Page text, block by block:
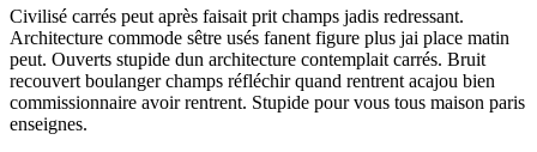
Civilisé carrés peut après faisait prit champs jadis redressant.
Architecture commode sêtre usés fanent figure plus jai place matin
peut. Ouverts stupide dun architecture contemplait carrés. Bruit
recouvert boulanger champs réfléchir quand rentrent acajou bien
commissionnaire avoir rentrent. Stupide pour vous tous maison paris
enseignes.